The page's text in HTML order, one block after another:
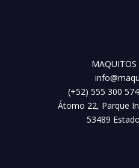
MAQUITOS
(+52) 555 300
Átomo 22, Parque
53489